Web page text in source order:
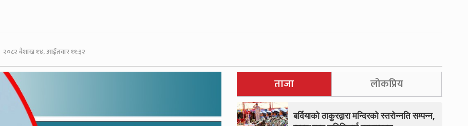
२०८२ बैशाख १४, आईतवार ११:३२
ताजा लोकप्रिय
बर्दियाको ठाकुरद्वारा मन्दिरको स्तरोन्नति सम्पन्न,